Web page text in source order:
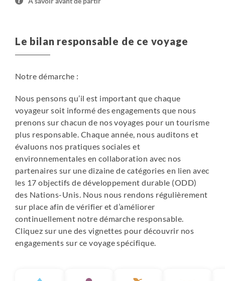
dans une catégorie similaire.
chambre individuelle pour la nuit dans le temple
Le bilan responsable de ce voyage
Notre démarche :
Nous pensons qu’il est important que chaque
voyageur soit informé des engagements que nous
prenons sur chacun de nos voyages pour un tourisme
plus responsable. Chaque année, nous auditons et
évaluons nos pratiques sociales et
environnementales en collaboration avec nos
partenaires sur une dizaine de catégories en lien avec
les 17 objectifs de développement durable (ODD)
des Nations-Unis. Nous nous rendons régulièrement
sur place afin de vérifier et d’améliorer
continuellement notre démarche responsable.
Cliquez sur une des vignettes pour découvrir nos
engagements sur ce voyage spécifique.